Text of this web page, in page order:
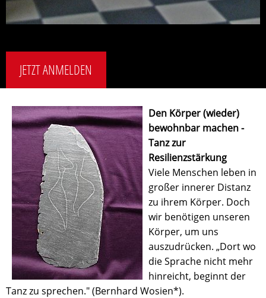
JETZT ANMELDEN
Den Körper (wieder)
bewohnbar machen -
Tanz zur
Resilienzstärkung
Viele Menschen leben in
großer innerer Distanz
zu ihrem Körper. Doch
wir benötigen unseren
Körper, um uns
auszudrücken. „Dort wo
die Sprache nicht mehr
hinreicht, beginnt der
Tanz zu sprechen." (Bernhard Wosien*).